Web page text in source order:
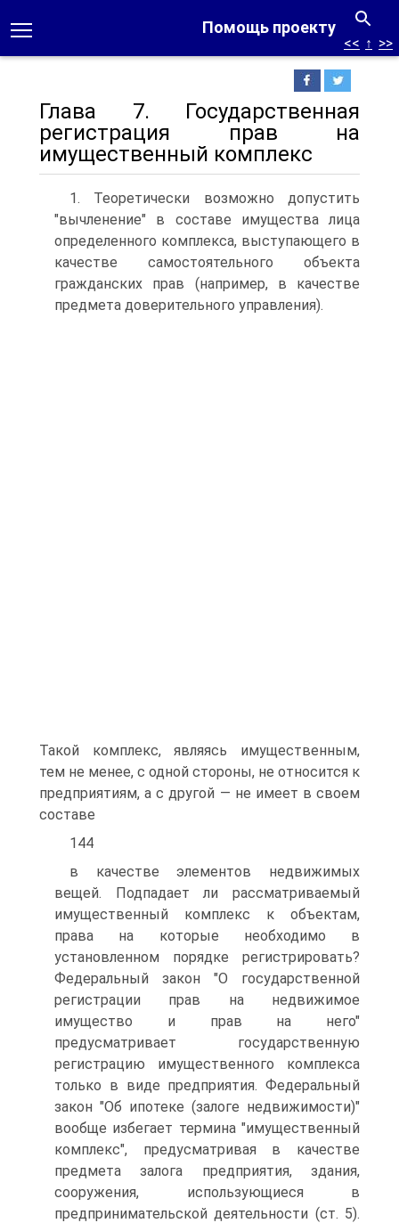
Помощь проекту
<< ↑ >>
Глава 7. Государственная
регистрация прав на
имущественный комплекс
1. Теоретически возможно допустить
"вычленение" в составе имущества лица
определенного комплекса, выступающего в
качестве самостоятельного объекта
гражданских прав (например, в качестве
предмета доверительного управления).
Такой комплекс, являясь имущественным,
тем не менее, с одной стороны, не относится к
предприятиям, а с другой — не имеет в своем
составе
144
в качестве элементов недвижимых
вещей. Подпадает ли рассматриваемый
имущественный комплекс к объектам,
права на которые необходимо в
установленном порядке регистрировать?
Федеральный закон "О государственной
регистрации прав на недвижимое
имущество и прав на него"
предусматривает государственную
регистрацию имущественного комплекса
только в виде предприятия. Федеральный
закон "Об ипотеке (залоге недвижимости)"
вообще избегает термина "имущественный
комплекс", предусматривая в качестве
предмета залога предприятия, здания,
сооружения, использующиеся в
предпринимательской деятельности (ст. 5).